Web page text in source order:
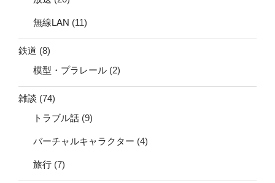
無線LAN (11)
鉄道 (8)
模型・プラレール (2)
雑談 (74)
トラブル話 (9)
バーチャルキャラクター (4)
旅行 (7)